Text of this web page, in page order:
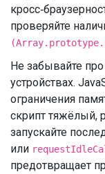
проверяйте
Не забывайте
устройствах.
ограничения
скрипт тяжёлый,
запускайте
или
предотвращает